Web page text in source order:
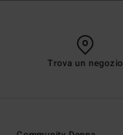
Trova un negozio